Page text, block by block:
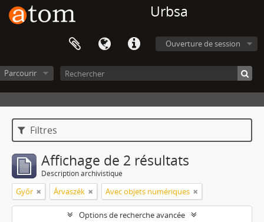
Urbsa
Ouverture de session
Parcourir
Filtres
Affichage de 2 résultats
Description archivistique
Győr Árvaszék Avec objets numériques
Options de recherche avancée